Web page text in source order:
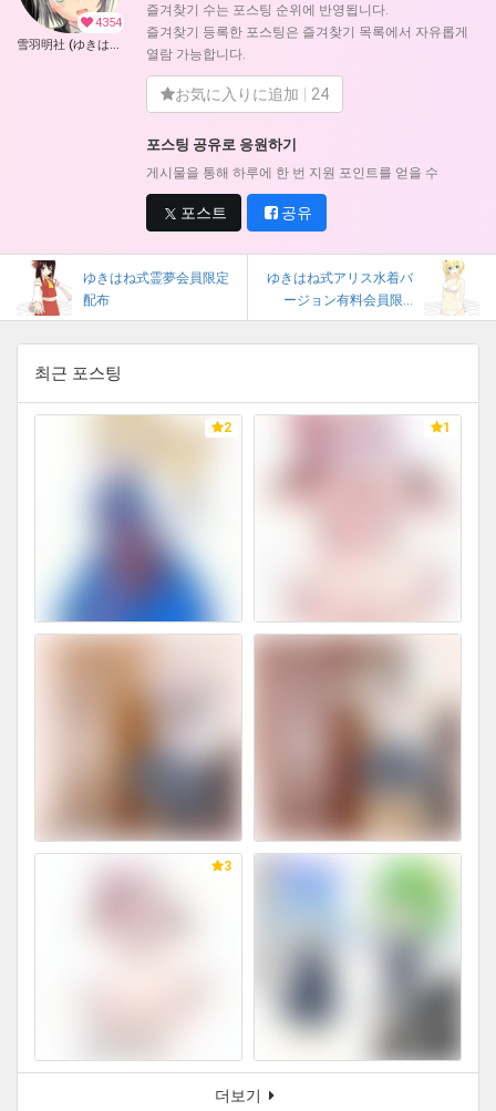
4354
雪羽明社 (ゆきはね)
즐겨찾기 수는 포스팅 순위에 반영됩니다.
즐겨찾기 등록한 포스팅은 즐겨찾기 목록에서 자유롭게
열람 가능합니다.
お気に入りに追加 24
포스팅 공유로 응원하기
게시물을 통해 하루에 한 번 지원 포인트를 얻을 수
포스트 공유
ゆきはね式霊夢会員限定
配布
ゆきはね式アリス水着バ
ージョン有料会員限...
최근 포스팅
2 1
3
더보기